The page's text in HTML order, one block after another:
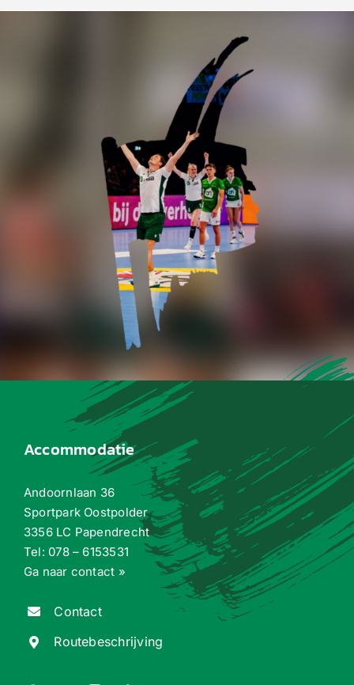
Accommodatie
Andoornlaan 36
Sportpark Oostpolder
3356 LC Papendrecht
Tel: 078 – 6153531
Ga naar contact »
Contact
Routebeschrijving